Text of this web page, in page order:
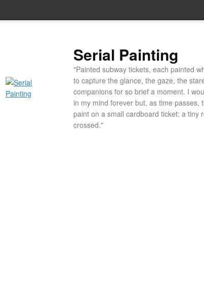
Serial Painting
"Painted subway tickets, each painted
to capture the glance, the gaze, the
companions for so brief a moment. I
in my mind forever but, as time
paint on a small cardboard ticket: a tiny
crossed."